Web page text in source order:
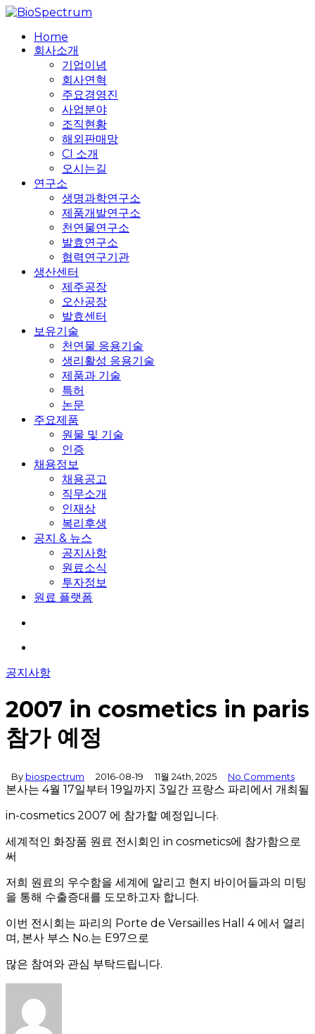
Skip
main
content
search
MenuHome
회사소개
기업이념
회사연혁
주요경영진
사업분야
조직현황
해외판매망
CI 소개
오시는길
연구소
생명과학연구소
제품개발연구소
천연물연구소
발효연구소
협력연구기관
생산센터
제주공장
오산공장
발효센터
보유기술
천연물 응용기술
생리활성 응용기술
제품과 기술
특허
논문
주요제품
원물 및 기술
인증
채용정보
채용공고
직무소개
인재상
복리후생
공지 & 뉴스
공지사항
원료소식
투자정보
원료 플랫폼
공지사항
2007 in cosmetics in paris
참가 예정
By biospectrum 2016-08-19 11월 24th, 2025 No Comments
본사는 4월 17일부터 19일까지 3일간 프랑스 파리에서 개최될
in-cosmetics 2007 에 참가할 예정입니다.
세계적인 화장품 원료 전시회인 in cosmetics에 참가함으로
써
저희 원료의 우수함을 세계에 알리고 현지 바이어들과의 미팅
을 통해 수출증대를 도모하고자 합니다.
이번 전시회는 파리의 Porte de Versailles Hall 4 에서 열리
며, 본사 부스 No.는 E97으로
많은 참여와 관심 부탁드립니다.